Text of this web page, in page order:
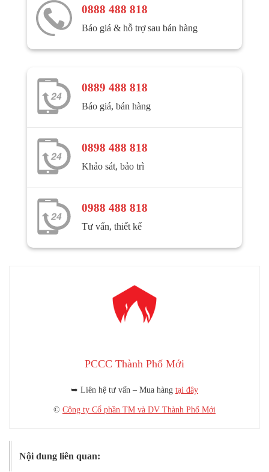
0888 488 818
Báo giá & hỗ trợ sau bán hàng
0889 488 818
Báo giá, bán hàng
0898 488 818
Khảo sát, bảo trì
0988 488 818
Tư vấn, thiết kế
PCCC Thành Phố Mới
➥ Liên hệ tư vấn – Mua hàng tại đây
© Công ty Cổ phần TM và DV Thành Phố Mới
Nội dung liên quan: